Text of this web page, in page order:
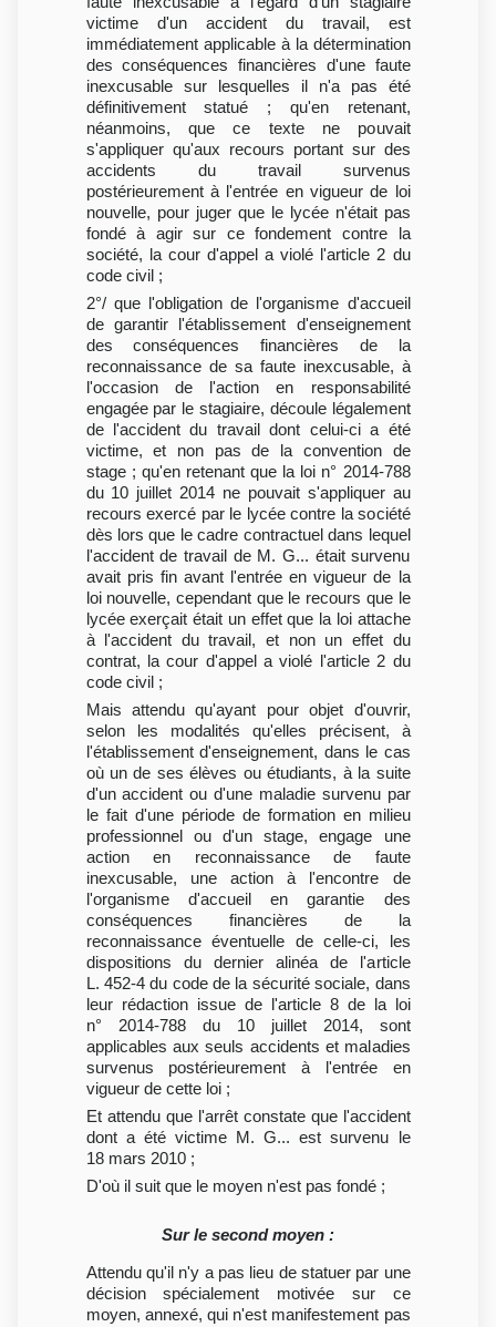
victime d'un accident du travail, est
immédiatement applicable à la détermination
des conséquences financières d'une faute
inexcusable sur lesquelles il n'a pas été
définitivement statué ; qu'en retenant,
néanmoins, que ce texte ne pouvait
s'appliquer qu'aux recours portant sur des
accidents du travail survenus
postérieurement à l'entrée en vigueur de loi
nouvelle, pour juger que le lycée n'était pas
fondé à agir sur ce fondement contre la
société, la cour d'appel a violé l'article 2 du
code civil ;
2°/ que l'obligation de l'organisme d'accueil
de garantir l'établissement d'enseignement
des conséquences financières de la
reconnaissance de sa faute inexcusable, à
l'occasion de l'action en responsabilité
engagée par le stagiaire, découle légalement
de l'accident du travail dont celui-ci a été
victime, et non pas de la convention de
stage ; qu'en retenant que la loi n° 2014-788
du 10 juillet 2014 ne pouvait s'appliquer au
recours exercé par le lycée contre la société
dès lors que le cadre contractuel dans lequel
l'accident de travail de M. G... était survenu
avait pris fin avant l'entrée en vigueur de la
loi nouvelle, cependant que le recours que le
lycée exerçait était un effet que la loi attache
à l'accident du travail, et non un effet du
contrat, la cour d'appel a violé l'article 2 du
code civil ;
Mais attendu qu'ayant pour objet d'ouvrir,
selon les modalités qu'elles précisent, à
l'établissement d'enseignement, dans le cas
où un de ses élèves ou étudiants, à la suite
d'un accident ou d'une maladie survenu par
le fait d'une période de formation en milieu
professionnel ou d'un stage, engage une
action en reconnaissance de faute
inexcusable, une action à l'encontre de
l'organisme d'accueil en garantie des
conséquences financières de la
reconnaissance éventuelle de celle-ci, les
dispositions du dernier alinéa de l'article
L. 452-4 du code de la sécurité sociale, dans
leur rédaction issue de l'article 8 de la loi
n° 2014-788 du 10 juillet 2014, sont
applicables aux seuls accidents et maladies
survenus postérieurement à l'entrée en
vigueur de cette loi ;
Et attendu que l'arrêt constate que l'accident
dont a été victime M. G... est survenu le
18 mars 2010 ;
D'où il suit que le moyen n'est pas fondé ;
Sur le second moyen :
Attendu qu'il n'y a pas lieu de statuer par une
décision spécialement motivée sur ce
moyen, annexé, qui n'est manifestement pas